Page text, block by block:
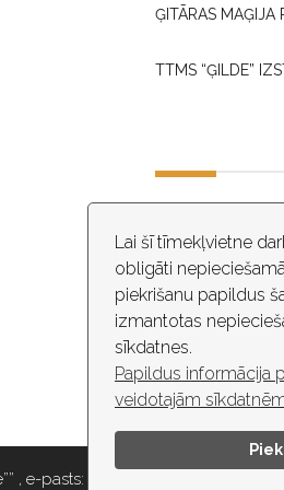
Lai šī tīmekļvietne
obligāti
piekrišanu papildus
izmantotas
sīkdatnes.
Papildus informācija
veidotajām
ĢITĀRAS MAĢIJA
TTMS “ĢILDE”
DARBA
10:00 - 18:30
ĒKĀ NOTIEK
e-pasts: maza.gilde@riga.lv, tālr: